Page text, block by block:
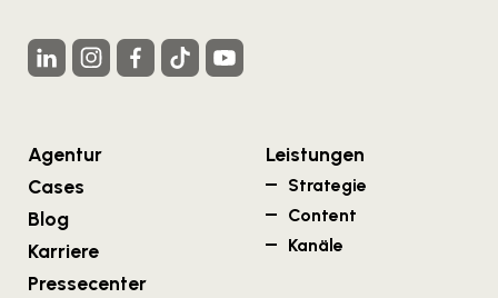
Agentur
Cases
Blog
Karriere
Pressecenter
Leistungen
Strategie
Content
Kanäle